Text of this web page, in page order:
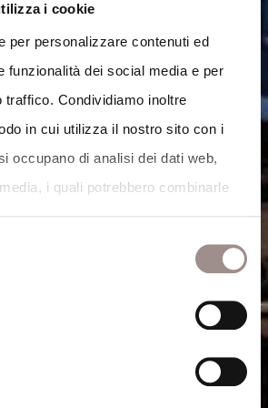
i cookie
per personalizzare contenuti ed
funzionalità dei social media e per
traffico. Condividiamo inoltre
in cui utilizza il nostro sito con i
occupano di analisi dei dati web,
i quali potrebbero combinarle